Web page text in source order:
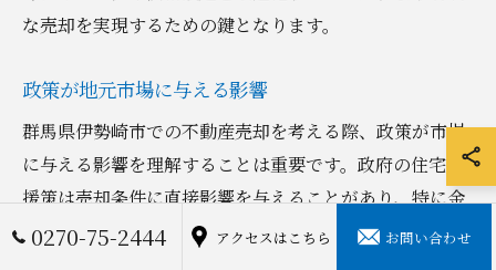
な売却を実現するための鍵となります。
政策が地元市場に与える影響
群馬県伊勢崎市での不動産売却を考える際、政策が市場
に与える影響を理解することは重要です。政府の住宅支
援策は売却条件に直接影響を与えることがあり、特に金
利の変動は購入者の購買意欲に大きく関係します。例え
0270-75-2444 アクセスはこちら お問い合わせ